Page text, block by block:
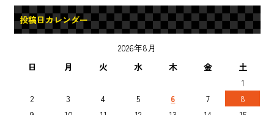
投稿日カレンダー
2026年8月
日
月 火 水 木 金
土
1
2
3 4 5 6 7
8